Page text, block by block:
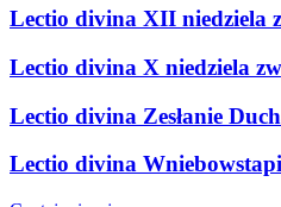
Lectio divina XII niedziela
Lectio divina X niedziela
Lectio divina Zesłanie
Lectio divina